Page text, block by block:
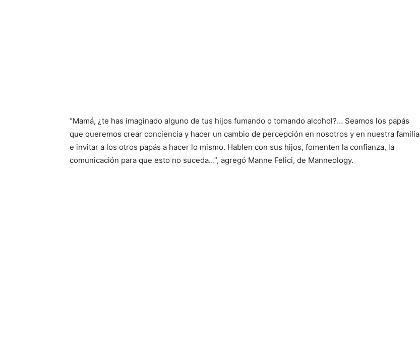
“Mamá, ¿te has imaginado alguno de tus hijos fumando o tomando alcohol?… Seamos los papás
que queremos crear conciencia y hacer un cambio de percepción en nosotros y en nuestra familia
e invitar a los otros papás a hacer lo mismo. Hablen con sus hijos, fomenten la confianza, la
comunicación para que esto no suceda…”, agregó Manne Felici, de Manneology.